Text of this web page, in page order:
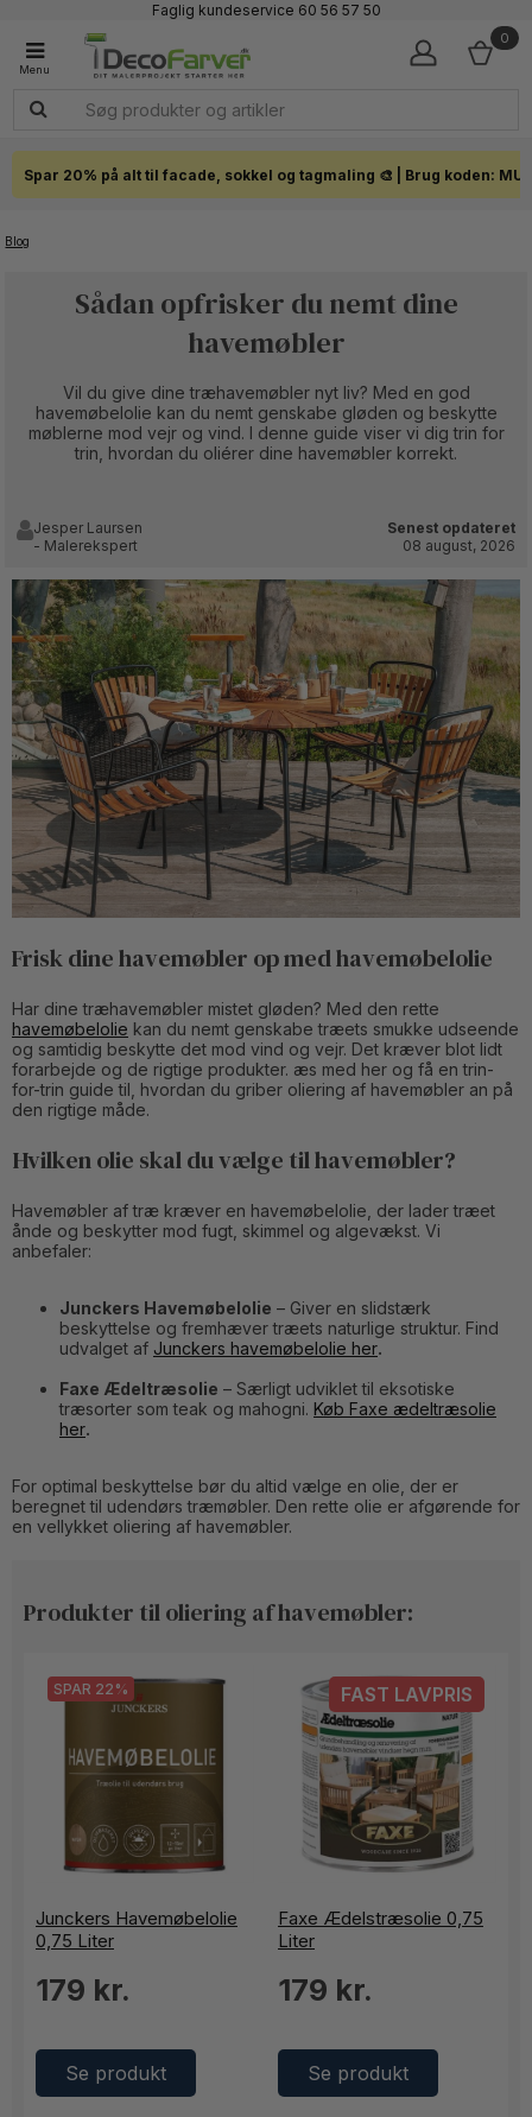
Faglig kundeservice 60 56 57 50
Click & Collect i hele landet
0
Spar 20% på alt til facade, sokkel og tagmaling 🎨 | Brug koden:
Blog
Sådan opfrisker du nemt dine
havemøbler
Vil du give dine træhavemøbler nyt liv? Med en god
havemøbelolie kan du nemt genskabe gløden og beskytte
møblerne mod vejr og vind. I denne guide viser vi dig trin for
trin, hvordan du oliérer dine havemøbler korrekt.
Jesper Laursen
- Malerekspert
Senest opdateret
08 august, 2026
Frisk dine havemøbler op med havemøbelolie
Har dine træhavemøbler mistet gløden? Med den rette
havemøbelolie kan du nemt genskabe træets smukke udseende
og samtidig beskytte det mod vind og vejr. Det kræver blot lidt
forarbejde og de rigtige produkter. æs med her og få en trin-
for-trin guide til, hvordan du griber oliering af havemøbler an på
den rigtige måde.
Hvilken olie skal du vælge til havemøbler?
Havemøbler af træ kræver en havemøbelolie, der lader træet
ånde og beskytter mod fugt, skimmel og algevækst. Vi
anbefaler:
Junckers Havemøbelolie – Giver en slidstærk
beskyttelse og fremhæver træets naturlige struktur. Find
udvalget af Junckers havemøbelolie her.
Faxe Ædeltræsolie – Særligt udviklet til eksotiske
træsorter som teak og mahogni. Køb Faxe ædeltræsolie
her.
For optimal beskyttelse bør du altid vælge en olie, der er
beregnet til udendørs træmøbler. Den rette olie er afgørende for
en vellykket oliering af havemøbler.
Produkter til oliering af havemøbler:
SPAR 22%
Junckers Havemøbelolie
0,75 Liter
179 kr.
Se produkt
FAST LAVPRIS
Faxe Ædelstræsolie 0,75
Liter
179 kr.
Se produkt